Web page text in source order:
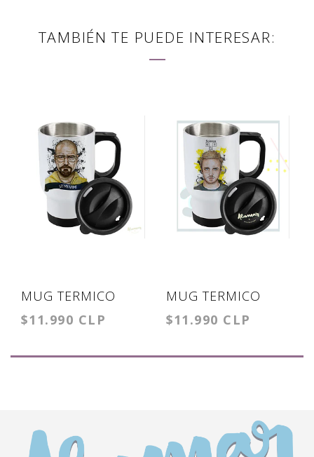
TAMBIÉN TE PUEDE INTERESAR:
MUG TERMICO
WALTER WHITE
$11.990 CLP
MUG TERMICO
JESSE PINCKMAN
$11.990 CLP